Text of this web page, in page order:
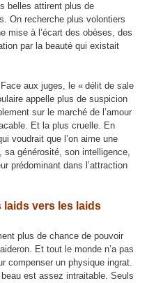
belles attirent plus de
On recherche plus volontiers
mise à l’écart des obèses, des
par la beauté qui existait
aux juges, le « délit de sale
appelle plus de suspicion
sur le marché de l’amour
Et la plus cruelle. En
voudrait que l’on aime une
sa générosité, son intelligence,
prédominant dans l’attraction
laids vers les laids
plus de chance de pouvoir
Et tout le monde n’a pas
compenser un physique ingrat.
est assez intraitable. Seuls